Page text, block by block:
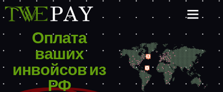
Оплата
ваших
инвойсов из
РФ